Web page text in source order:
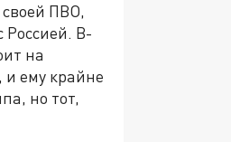
ПВО,
Россией. В-
на
ему крайне
но тот,